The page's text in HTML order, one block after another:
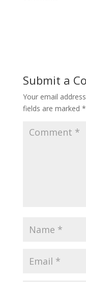
Submit a
Your email
fields are marked *